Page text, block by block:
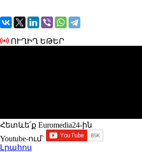
ՈՒՂԻՂ ԵԹԵՐ
Հետևե՛ք Euromedia24-ին
Youtube-ում`
Լրահոս